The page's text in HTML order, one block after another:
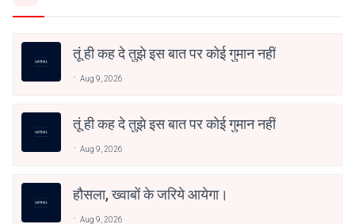
तूं ही कह दे तुझे इस बात पर कोई गुमान नहीं
Aug 9, 2026
तूं ही कह दे तुझे इस बात पर कोई गुमान नहीं
Aug 9, 2026
हौसला, ख्वाबों के जरिये आयेगा।
Aug 9, 2026